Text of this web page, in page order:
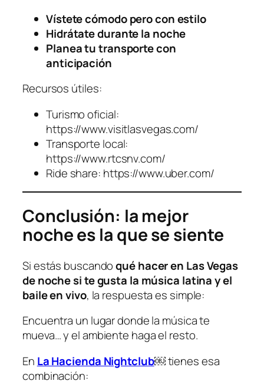
Vístete cómodo pero con estilo
Hidrátate durante la noche
Planea tu transporte con
anticipación
Recursos útiles:
Turismo oficial:
https://www.visitlasvegas.com/
Transporte local:
https://www.rtcsnv.com/
Ride share: https://www.uber.com/
Conclusión: la mejor
noche es la que se siente
Si estás buscandoqué hacer en Las Vegas
de noche si te gusta la música latina y el
baile en vivo, la respuesta es simple:
Encuentra un lugar donde la música te
mueva… y el ambiente haga el resto.
En La Hacienda Nightclub￼tienes esa
combinación: